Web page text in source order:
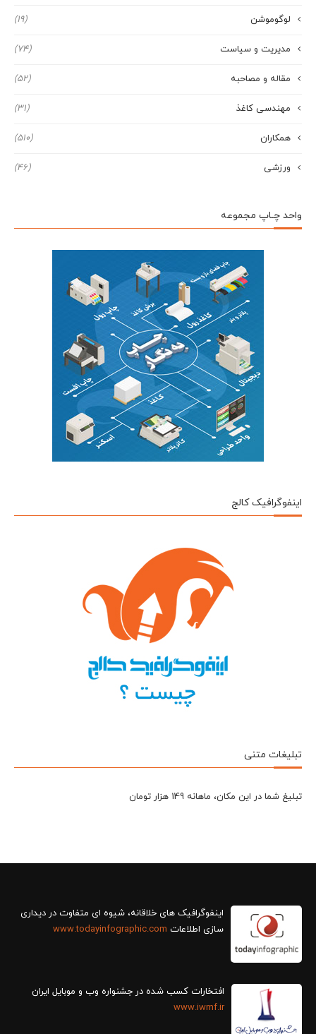
لوگوموشن (19)
مدیریت و سیاست (74)
مقاله و مصاحبه (52)
مهندسی کاغذ (31)
همکاران (510)
ورزشی (46)
واحد چـاپ مجموعه
اینفوگرافیک کالج
تبلیغات متنی
تبلیغ شما در این مکان، ماهانه 149 هزار تومان
سازی اطلاعات www.todayinfographic.com
افتخارات کسب شده در جشنواره وب و موبایل ایران
www.iwmf.ir